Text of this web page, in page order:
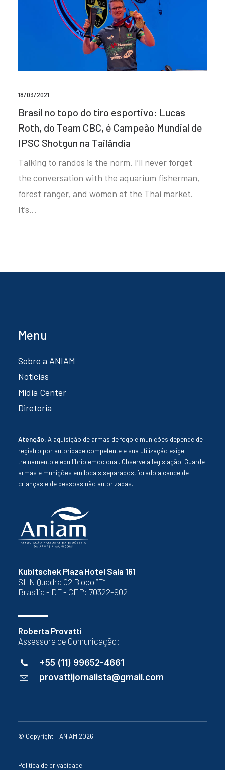
18/03/2021
Brasil no topo do tiro esportivo: Lucas
Roth, do Team CBC, é Campeão Mundial de
IPSC Shotgun na Tailândia
Talking to randos is the norm. I’ll never forget
the conversation with the aquarium fisherman,
forest ranger, and women at the Thai market.
It’s…
Kubitschek Plaza Hotel Sala 161
SHN Quadra 02 Bloco “E”
Brasília - DF - CEP: 70322-902
Roberta Provatti
Assessora de Comunicação:
+55 (11) 99652-4661
provattijornalista@gmail.com
Menu
Sobre a ANIAM
Notícias
Mídia Center
Diretoria
Atenção: A aquisição de armas de fogo e munições depende de
registro por autoridade competente e sua utilização exige
treinamento e equilíbrio emocional. Observe a legislação. Guarde
armas e munições em locais separados, forado alcance de
crianças e de pessoas não autorizadas.
© Copyright – ANIAM 2026
Política de privacidade